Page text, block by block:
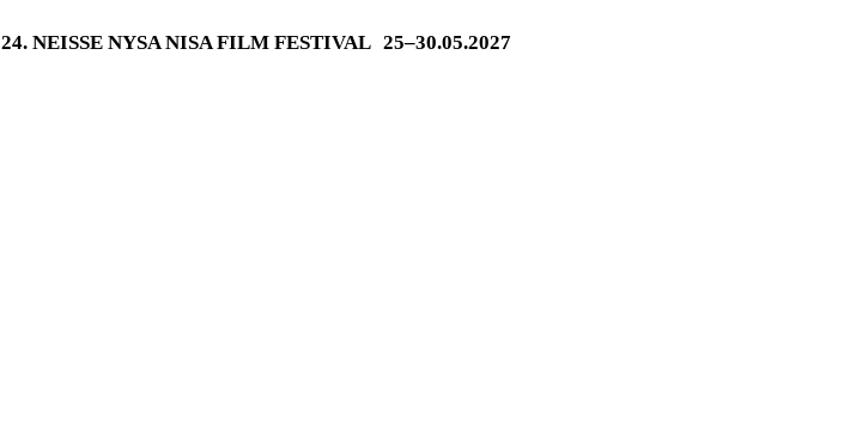
24. NEISSE NYSA NISA FILM FESTIVAL 25–30.05.2027